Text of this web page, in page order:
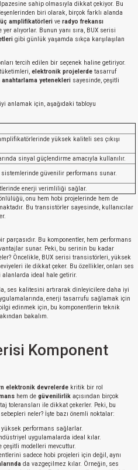
sahip olmasıyla dikkat çekiyor. Bu
biri olarak, birçok farklı alanda
amplifikatörleri ve radyo frekansı
alıyorlar. Bunun yanı sıra, BUX serisi
gibi günlük yaşamda sıkça karşılaşılan
tercih edilen bir seçenek haline getiriyor.
elektronik projelerde tasarruf
anahtarlama yetenekleri sayesinde, çeşitli
anlamak için, aşağıdaki tabloyu
yüksek kaliteli ses çıkışı
sinyal güçlendirme amacıyla kullanılır.
güvenilir performans sunar.
enerji verimliliği sağlar.
onu hem hobi projelerinde hem de
Bu transistörler sayesinde, kullanıcılar
parçasıdır. Bu komponentler, hem performans
sunar. Peki, bu serinin bu kadar
Öncelikle, BUX serisi transistörleri, yüksek
ile dikkat çeker. Bu özellikler, onları ses
alanlarda ideal hale getirir.
ses kalitesini artırarak dinleyicilere daha iyi
enerji tasarrufu sağlamak için
edinmek için, bu komponentlerin teknik
bakalım.
Komponent
elektronik devrelerde kritik bir rol
hem de güvenilirlik açısından birçok
toleransları ile dikkat çekerler. Peki, bu
neler? İşte bazı önemli noktalar:
performans sağlarlar.
uygulamalarda ideal kılar.
çeşitli modelleri mevcuttur.
sadece hobi projeleri için değil, aynı
da vazgeçilmez kılar. Örneğin, ses